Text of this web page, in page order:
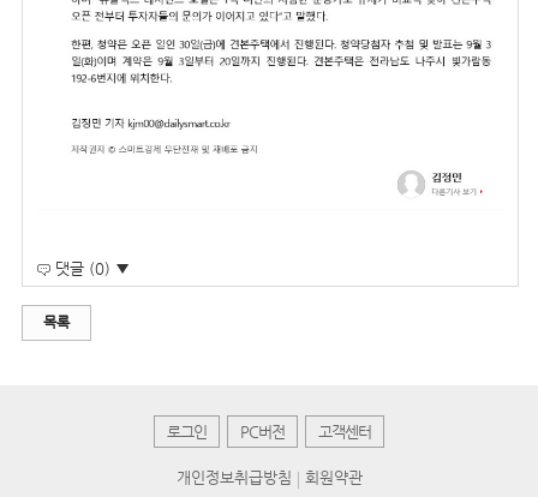
댓글 (0) ▼
목록
로그인 PC버전 고객센터
개인정보취급방침 회원약관